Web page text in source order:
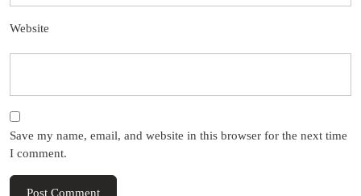
Website
Save my name, email, and website in this browser for the next time
I comment.